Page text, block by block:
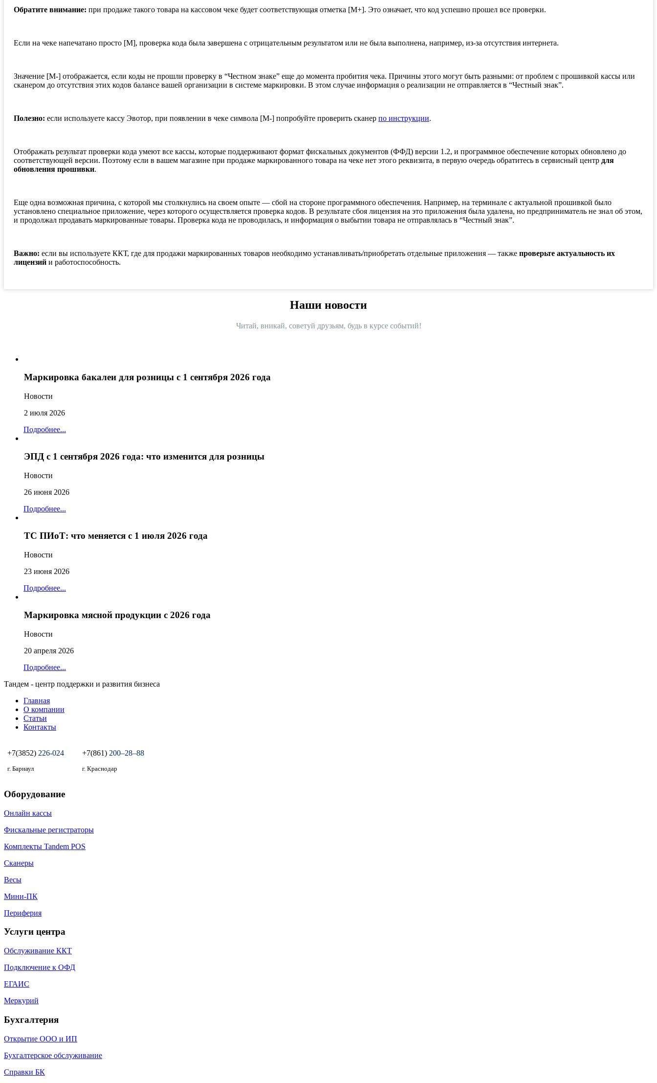
Обратите внимание: при продаже такого товара на кассовом чеке будет соответствующая отметка [М+]. Это означает, что код успешно прошел все проверки.
Если на чеке напечатано просто [М], проверка кода была завершена с отрицательным результатом или не была выполнена, например, из-за отсутствия интернета.
Значение [М-] отображается, если коды не прошли проверку в “Честном знаке” еще до момента пробития чека. Причины этого могут быть разными: от проблем с прошивкой кассы или
сканером до отсутствия этих кодов балансе вашей организации в системе маркировки. В этом случае информация о реализации не отправляется в “Честный знак”.
Полезно: если используете кассу Эвотор, при появлении в чеке символа [М-] попробуйте проверить сканер по инструкции.
Отображать результат проверки кода умеют все кассы, которые поддерживают формат фискальных документов (ФФД) версии 1.2, и программное обеспечение которых обновлено до
соответствующей версии. Поэтому если в вашем магазине при продаже маркированного товара на чеке нет этого реквизита, в первую очередь обратитесь в сервисный центр для
обновления прошивки.
Еще одна возможная причина, с которой мы столкнулись на своем опыте — сбой на стороне программного обеспечения. Например, на терминале с актуальной прошивкой было
установлено специальное приложение, через которого осуществляется проверка кодов. В результате сбоя лицензия на это приложения была удалена, но предприниматель не знал об этом,
и продолжал продавать маркированные товары. Проверка кода не проводилась, и информация о выбытии товара не отправлялась в “Честный знак”.
Важно: если вы используете ККТ, где для продажи маркированных товаров необходимо устанавливать/приобретать отдельные приложения — также проверьте актуальность их
лицензий и работоспособность.
Наши новости
Читай, вникай, советуй друзьям, будь в курсе событий!
Маркировка бакалеи для розницы с 1 сентября 2026 года
Новости
2 июля 2026
Подробнее...
ЭПД с 1 сентября 2026 года: что изменится для розницы
Новости
26 июня 2026
Подробнее...
ТС ПИоТ: что меняется с 1 июля 2026 года
Новости
23 июня 2026
Подробнее...
Маркировка мясной продукции с 2026 года
Новости
20 апреля 2026
Подробнее...
Тандем - центр поддержки и развития бизнеса
Главная
О компании
Статьи
Контакты
+7(3852) 226-024
г. Барнаул
+7(861) 200‒28‒88
г. Краснодар
Оборудование
Онлайн кассы
Фискальные регистраторы
Комплекты Tandem POS
Сканеры
Весы
Мини-ПК
Периферия
Услуги центра
Обслуживание ККТ
Подключение к ОФД
ЕГАИС
Меркурий
Бухгалтерия
Открытие ООО и ИП
Бухгалтерское обслуживание
Справки БК